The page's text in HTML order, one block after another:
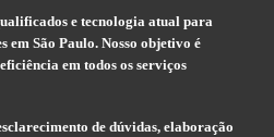
e tecnologia atual para
em São Paulo. Nosso objetivo é
em todos os serviços
de dúvidas, elaboração